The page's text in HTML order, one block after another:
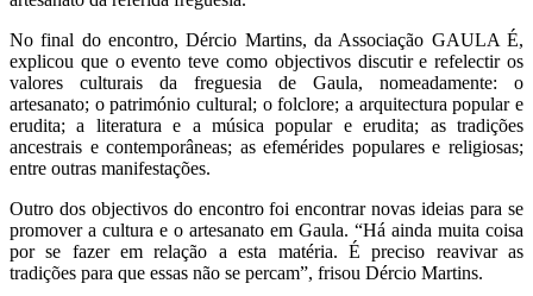
No final do encontro, Dércio Martins, da Associação GAULA É,
explicou que o evento teve como objectivos discutir e refelectir os
valores culturais da freguesia de Gaula, nomeadamente: o
artesanato; o património cultural; o folclore; a arquitectura popular e
erudita; a literatura e a música popular e erudita; as tradições
ancestrais e contemporâneas; as efemérides populares e religiosas;
entre outras manifestações.
Outro dos objectivos do encontro foi encontrar novas ideias para se
promover a cultura e o artesanato em Gaula. “Há ainda muita coisa
por se fazer em relação a esta matéria. É preciso reavivar as
tradições para que essas não se percam”, frisou Dércio Martins.